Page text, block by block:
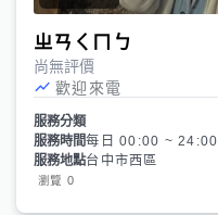
ㄓㄢㄑㄇㄅ
尚無評價
歡迎來電
服務分類
服務時間每日 00:00 ~ 24:00
服務地點台中市西區
瀏覽 0